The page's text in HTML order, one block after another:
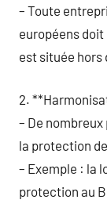
– Toute
européens
est située hors
2.
– De nombreux
la protection
– Exemple : la
protection au